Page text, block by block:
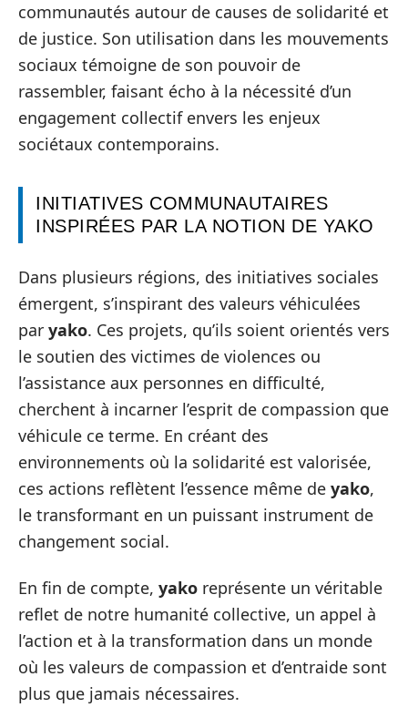
communautés autour de causes de solidarité et
de justice. Son utilisation dans les mouvements
sociaux témoigne de son pouvoir de
rassembler, faisant écho à la nécessité d’un
engagement collectif envers les enjeux
sociétaux contemporains.
INITIATIVES COMMUNAUTAIRES
INSPIRÉES PAR LA NOTION DE YAKO
Dans plusieurs régions, des initiatives sociales
émergent, s’inspirant des valeurs véhiculées
par yako. Ces projets, qu’ils soient orientés vers
le soutien des victimes de violences ou
l’assistance aux personnes en difficulté,
cherchent à incarner l’esprit de compassion que
véhicule ce terme. En créant des
environnements où la solidarité est valorisée,
ces actions reflètent l’essence même de yako,
le transformant en un puissant instrument de
changement social.
En fin de compte, yako représente un véritable
reflet de notre humanité collective, un appel à
l’action et à la transformation dans un monde
où les valeurs de compassion et d’entraide sont
plus que jamais nécessaires.